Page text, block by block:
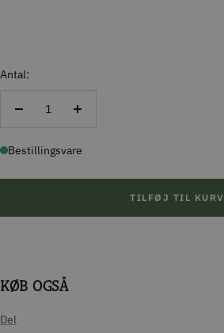
Antal:
Reducer
Forøg
Bestillingsvare
TILFØJ TIL KURV
KØB OGSÅ
Del